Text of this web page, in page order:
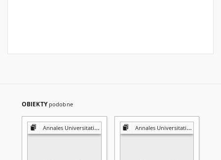
OBIEKTY podobne
Annales Universitatis Mariae Curie-Skłodowska. Sectio A, Mathematica Annales Universitatis Mariae Curie-Skłodowska. Sectio A, Mathematica